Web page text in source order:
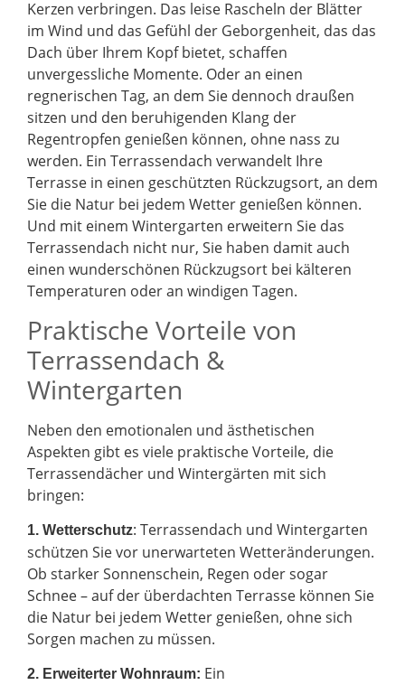
Kerzen verbringen. Das leise Rascheln der Blätter
im Wind und das Gefühl der Geborgenheit, das das
Dach über Ihrem Kopf bietet, schaffen
unvergessliche Momente. Oder an einen
regnerischen Tag, an dem Sie dennoch draußen
sitzen und den beruhigenden Klang der
Regentropfen genießen können, ohne nass zu
werden. Ein Terrassendach verwandelt Ihre
Terrasse in einen geschützten Rückzugsort, an dem
Sie die Natur bei jedem Wetter genießen können.
Und mit einem Wintergarten erweitern Sie das
Terrassendach nicht nur, Sie haben damit auch
einen wunderschönen Rückzugsort bei kälteren
Temperaturen oder an windigen Tagen.
Praktische Vorteile von
Terrassendach &
Wintergarten
Neben den emotionalen und ästhetischen
Aspekten gibt es viele praktische Vorteile, die
Terrassendächer und Wintergärten mit sich
bringen:
1. Wetterschutz: Terrassendach und Wintergarten
schützen Sie vor unerwarteten Wetteränderungen.
Ob starker Sonnenschein, Regen oder sogar
Schnee – auf der überdachten Terrasse können Sie
die Natur bei jedem Wetter genießen, ohne sich
Sorgen machen zu müssen.
2. Erweiterter Wohnraum: Ein